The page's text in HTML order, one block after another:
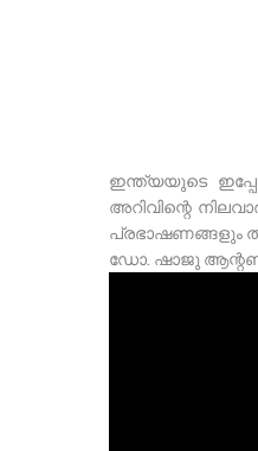
ഇന്ത്യയുടെ
അറിവിന്റെ
പ്രഭാഷണങ്ങളും
ഡോ. ഷാജു